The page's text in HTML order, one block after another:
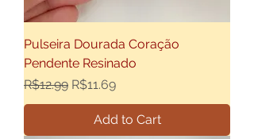
Pulseira Dourada Coração
Pendente Resinado
Regular Price
R$12.99 Sale Price
R$11.69
Add to Cart